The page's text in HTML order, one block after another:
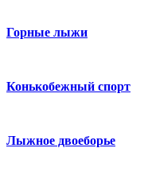
Горные лыжи
Конькобежный спорт
Лыжное двоеборье